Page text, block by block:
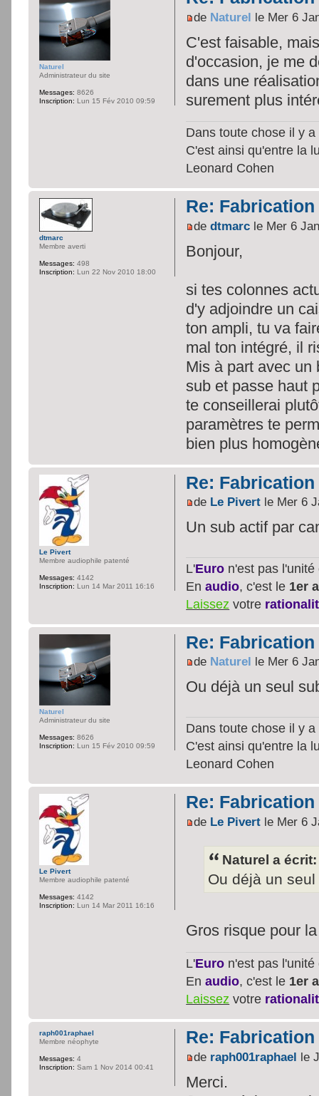
de Naturel le Mer 6
C'est faisable,
d'occasion, je me
dans une
surement plus
Dans toute chose il y
C'est ainsi qu'entre la
Leonard Cohen
Naturel
Administrateur du site
Messages: 8626
Inscription: Lun 15 Fév 2010 09:59
Re:
dedtmarc le Mer 6
Bonjour,
si tes colonnes
d'y adjoindre un
ton ampli, tu va
mal ton intégré, il
Mis à part avec un
sub et passe haut
te conseillerai
paramètres te
bien plus
dtmarc
Membre averti
Messages: 498
Inscription: Lun 22 Nov 2010 18:00
Re:
de Le Pivert le Mer 6
Un sub actif par
L'Euro n'est pas
Enaudio, c'est le 1er
Laissez votre
Le Pivert
Membre audiophile patenté
Messages: 4142
Inscription: Lun 14 Mar 2011 16:16
Re:
de Naturel le Mer 6
Ou déjà un seul
Dans toute chose il y
C'est ainsi qu'entre la
Leonard Cohen
Naturel
Administrateur du site
Messages: 8626
Inscription: Lun 15 Fév 2010 09:59
Re:
de Le Pivert le Mer 6
Naturel a écrit:
Ou déjà un
Gros risque pour
L'Euro n'est pas
Enaudio, c'est le 1er
Laissez votre
Le Pivert
Membre audiophile patenté
Messages: 4142
Inscription: Lun 14 Mar 2011 16:16
Re:
de raph001raphael le
Merci.
raph001raphael
Membre néophyte
Messages: 4
Inscription: Sam 1 Nov 2014 00:41